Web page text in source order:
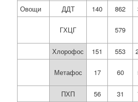
Овощи
ДДТ 140 862
ГХЦГ 579
Хлорофос 151 553
Метафос 17 60
ПХП 56 31